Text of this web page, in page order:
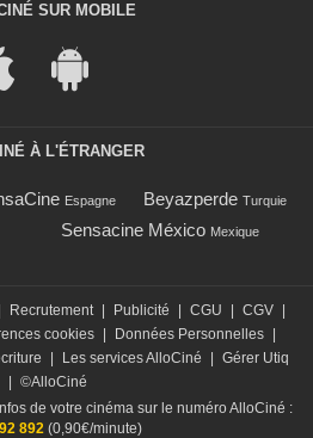
SUR MOBILE
À L'ÉTRANGER
Espagne Beyazperde Turquie
Sensacine México Mexique
Recrutement Publicité CGU CGV
cookies Données Personnelles
Les services AlloCiné
Gérer Utiq
©AlloCiné
de votre cinéma sur le numéro AlloCiné :
892(0,90€/minute)